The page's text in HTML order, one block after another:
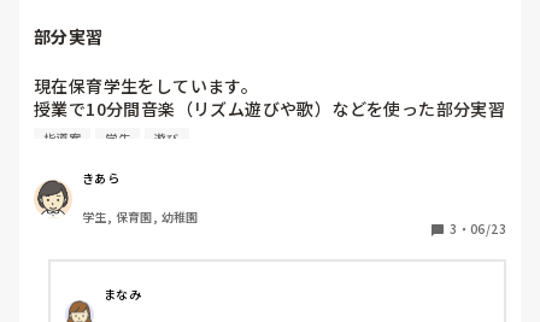
部分実習
現在保育学生をしています。
授業で10分間音楽（リズム遊びや歌）などを使った部分実習
を10分間行うものがあるのですがアイデアが出ません🥲ピア
年齢は自分で設定できます
指導案 学生 遊び
きあら
学生, 保育園, 幼稚園
3 ・ 06/23
まなみ